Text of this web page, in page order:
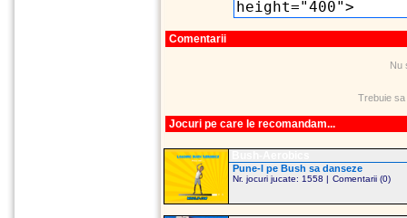
Comentarii
Nu
Trebuie
Jocuri pe care le recomandam...
Pune-l pe Bush sa danseze
Nr. jocuri jucate: 1558 | Comentarii (0)